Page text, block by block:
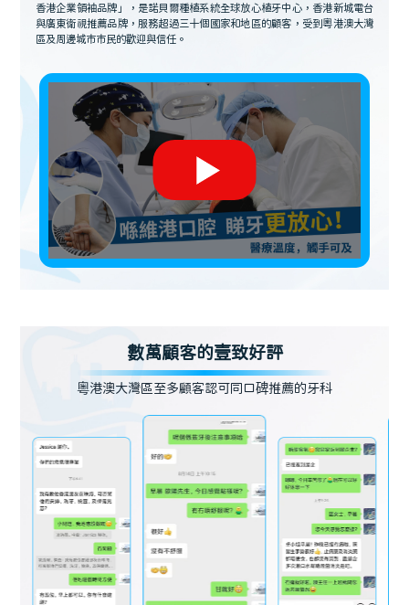
香港企業領袖品牌」，是諾貝爾種植系統全球放心植牙中心，香港新城電台
與廣東衛視推薦品牌，服務超過三十個國家和地區的顧客，受到粵港澳大灣
區及周邊城市市民的歡迎與信任。
數萬顧客的壹致好評
粵港澳大灣區至多顧客認可同口碑推薦的牙科